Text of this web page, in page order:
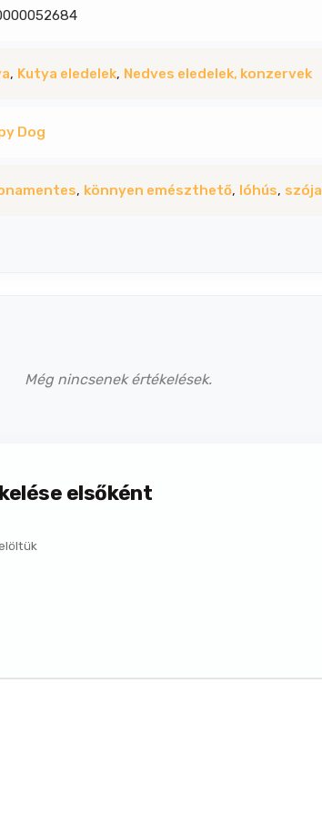
, Kutya eledelek, Nedves eledelek, konzervek
Dog
, könnyen emészthető, lóhús,
Még nincsenek értékelések.
elsőként